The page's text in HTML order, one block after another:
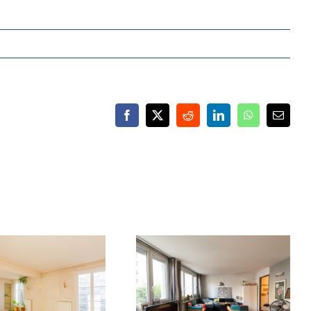
Facebook
X RedditLinkedInWhatsApp
Email